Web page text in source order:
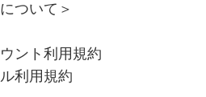
ついて＞
ト利用規約
利用規約